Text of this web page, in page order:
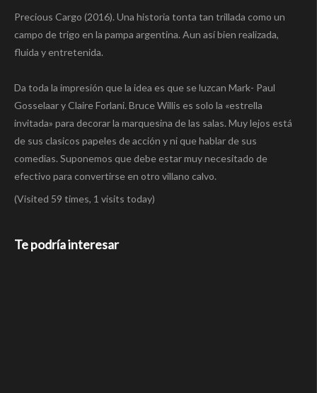
Precious Cargo (2016). Una historia tonta tan trillada como un
campo de trigo en la pampa argentina. Aun así bien realizada,
fluida y entretenida.
Da toda la impresión que la idea es que se luzcan Mark- Paul
Gosselaar y Claire Forlani. Bruce Willis es solo la «estrella
invitada» para decorar la marquesina de las salas. Muy lejos está
de sus clasicos papeles de acción y ni que hablar de sus
comedias. Suponemos que debe estar muy necesitado de
efectivo para convertirse en otro villano calvo.
(Visited 59 times, 1 visits today)
Te podría interesar